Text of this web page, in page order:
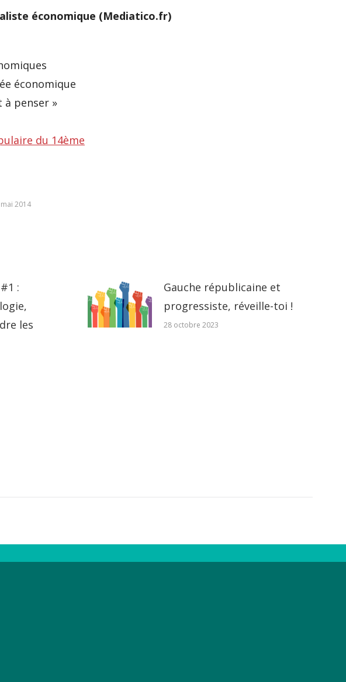
économique (Mediatico.fr)
économique
penser »
du 14ème
2014
:
les
Gauche républicaine et
progressiste, réveille-toi !
28 octobre 2023